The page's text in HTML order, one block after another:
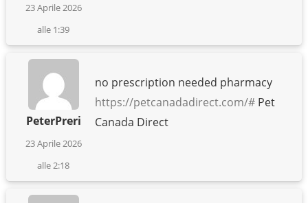
23 Aprile 2026
alle 1:39
PeterPreri
23 Aprile 2026
alle 2:18
no prescription needed pharmacy
https://petcanadadirect.com/#Pet
Canada Direct